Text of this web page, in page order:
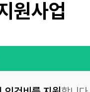
원사업